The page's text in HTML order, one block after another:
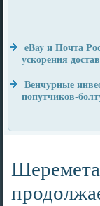
eBay и Почта
ускорения
Венчурные
попутчиков-